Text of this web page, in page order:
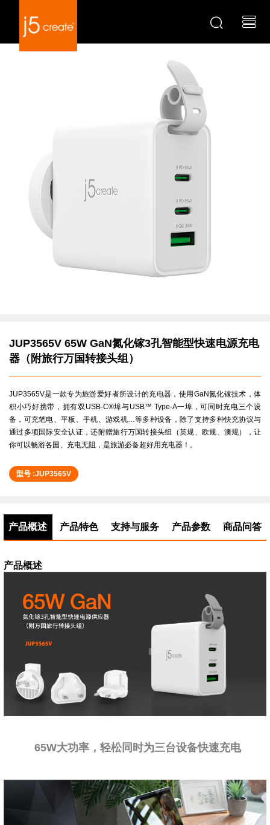
JUP3565V 65W GaN氮化镓3孔智能型快速电源充电
器（附旅行万国转接头组）
JUP3565V是一款专为旅游爱好者所设计的充电器，使用GaN氮化镓技术，体
积小巧好携带，拥有双USB-C®埠与USB™ Type-A一埠，可同时充电三个设
备，可充笔电、平板、手机、游戏机…等多种设备，除了支持多种快充协议与
通过多项国际安全认证，还附赠旅行万国转接头组（英规、欧规、澳规），让
你可以畅游各国、充电无阻，是旅游必备超好用充电器！。
型号 :JUP3565V
产品概述 产品特色 支持与服务 产品参数 商品问答
产品概述
65W大功率，轻松同时为三台设备快速充电